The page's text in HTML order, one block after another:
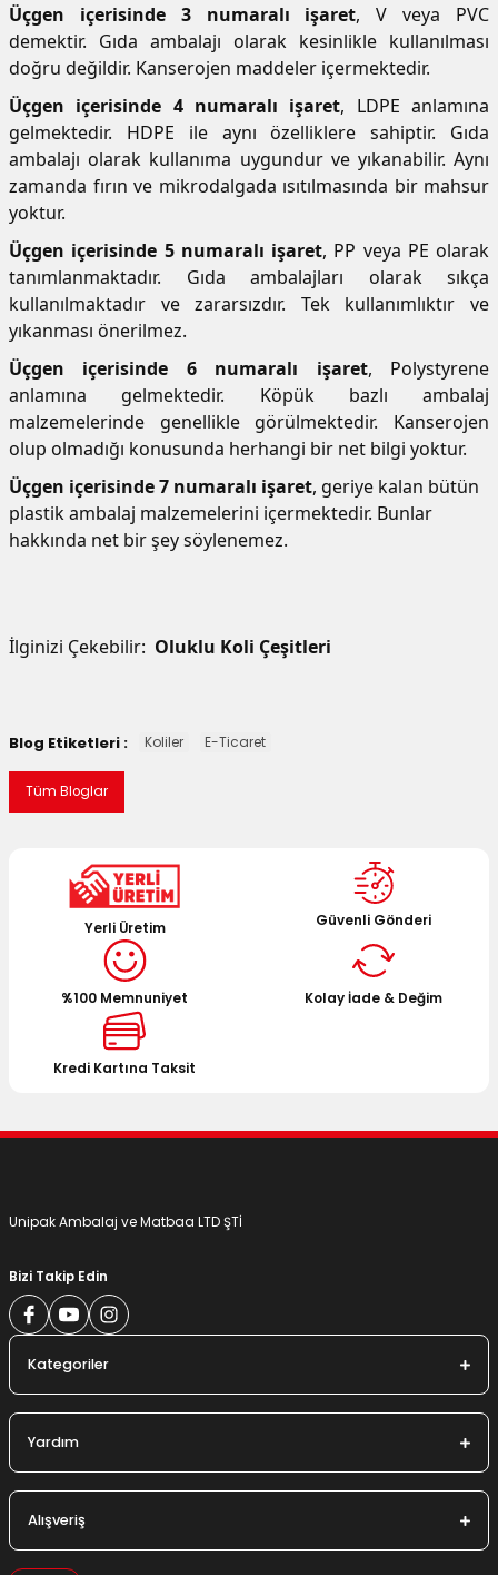
Üçgen içerisinde 3 numaralı işaret, V veya PVC
demektir. Gıda ambalajı olarak kesinlikle kullanılması
doğru değildir. Kanserojen maddeler içermektedir.
Üçgen içerisinde 4 numaralı işaret, LDPE anlamına
gelmektedir. HDPE ile aynı özelliklere sahiptir. Gıda
ambalajı olarak kullanıma uygundur ve yıkanabilir. Aynı
zamanda fırın ve mikrodalgada ısıtılmasında bir mahsur
yoktur.
Üçgen içerisinde 5 numaralı işaret, PP veya PE olarak
tanımlanmaktadır. Gıda ambalajları olarak sıkça
kullanılmaktadır ve zararsızdır. Tek kullanımlıktır ve
yıkanması önerilmez.
Üçgen içerisinde 6 numaralı işaret, Polystyrene
anlamına gelmektedir. Köpük bazlı ambalaj
malzemelerinde genellikle görülmektedir. Kanserojen
olup olmadığı konusunda herhangi bir net bilgi yoktur.
Üçgen içerisinde 7 numaralı işaret, geriye kalan bütün
plastik ambalaj malzemelerini içermektedir. Bunlar
hakkında net bir şey söylenemez.
İlginizi Çekebilir: Oluklu Koli Çeşitleri
Blog Etiketleri : Koliler E-Ticaret
Tüm Bloglar
Yerli Üretim Güvenli Gönderi
%100 Memnuniyet Kolay İade & Değim
Kredi Kartına Taksit
Unipak Ambalaj ve Matbaa LTD ŞTİ
Bizi Takip Edin
Kategoriler
Yardım
Alışveriş